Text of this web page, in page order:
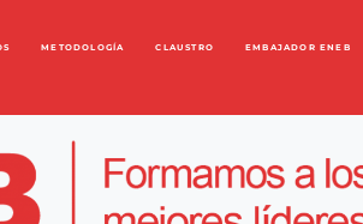
METODOLOGÍA CLAUSTRO EMBAJADOR ENEB